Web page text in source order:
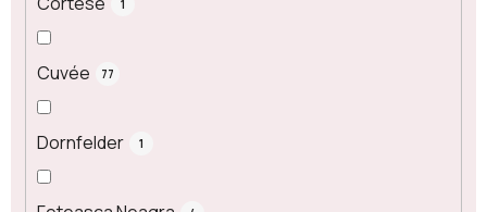
1
Cuvée 77
Dornfelder 1